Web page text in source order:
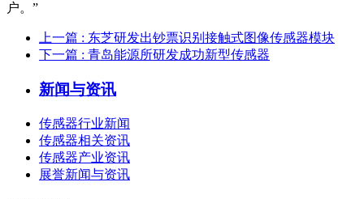
户。”
上一篇 : 东芝研发出钞票识别接触式图像传感器模块
下一篇 : 青岛能源所研发成功新型传感器
新闻与资讯
传感器行业新闻
传感器相关资讯
传感器产业资讯
展誉新闻与资讯